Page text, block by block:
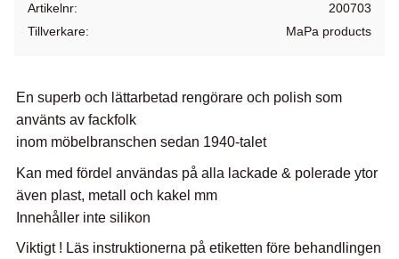
Artikelnr
200703
Tillverkare
MaPa products
En superb och lättarbetad rengörare och polish som
använts av fackfolk
inom möbelbranschen sedan 1940-talet
Kan med fördel användas på alla lackade & polerade ytor
även plast, metall och kakel mm
Innehåller inte silikon
Viktigt ! Läs instruktionerna på etiketten före behandlingen